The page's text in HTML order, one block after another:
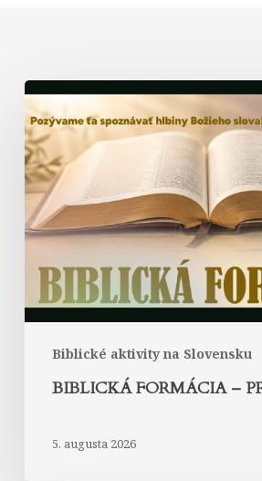
Biblické aktivity na Slovensku
Biblická
formácia
–
prednáška
BIBLICKÁ FORMÁCIA –
5. augusta 2026